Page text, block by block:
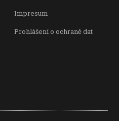
Impresum
Prohlášení o ochraně dat